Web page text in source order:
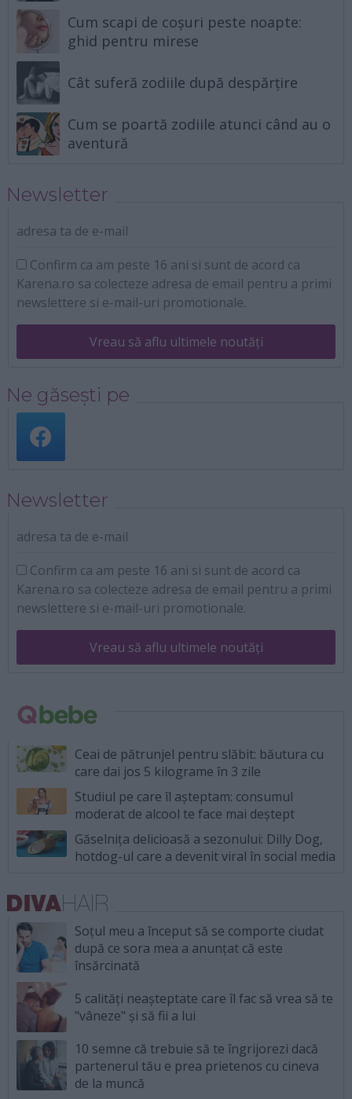
Cum scapi de coșuri peste noapte:
ghid pentru mirese
Cât suferă zodiile după despărțire
Cum se poartă zodiile atunci când au o
aventură
Newsletter
adresa ta de e-mail
Confirm ca am peste 16 ani si sunt de acord ca
Karena.ro sa colecteze adresa de email pentru a primi
newslettere si e-mail-uri promotionale.
Vreau să aflu ultimele noutăți
Ne găsești pe
Newsletter
adresa ta de e-mail
Confirm ca am peste 16 ani si sunt de acord ca
Karena.ro sa colecteze adresa de email pentru a primi
newslettere si e-mail-uri promotionale.
Vreau să aflu ultimele noutăți
Ceai de pătrunjel pentru slăbit: băutura cu
care dai jos 5 kilograme în 3 zile
Studiul pe care îl așteptam: consumul
moderat de alcool te face mai deștept
Găselnița delicioasă a sezonului: Dilly Dog,
hotdog-ul care a devenit viral în social media
Soțul meu a început să se comporte ciudat
după ce sora mea a anunțat că este
însărcinată
5 calități neașteptate care îl fac să vrea să te
"vâneze" și să fii a lui
10 semne că trebuie să te îngrijorezi dacă
partenerul tău e prea prietenos cu cineva
de la muncă